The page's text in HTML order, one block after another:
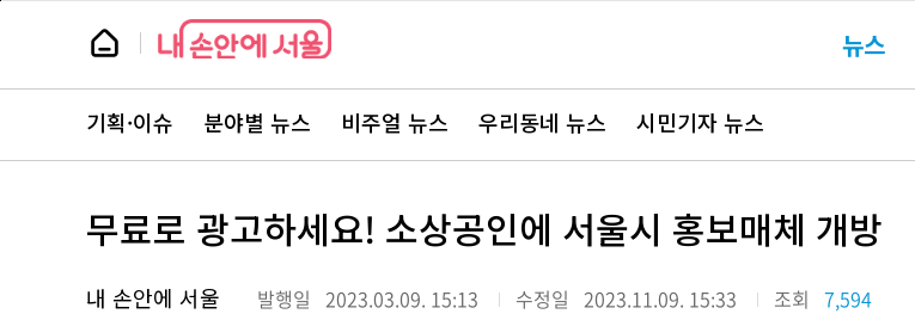
본
뉴
스 요뉴스
뉴
스
주
서
바
로
기획·이슈 분야별 뉴스 비주얼 뉴스 우리동네 뉴스 시민기자 뉴스
무료로 광고하세요! 소상공인에 서울시 홍보매체 개방
내 손안에 서울 발행일 2023.03.09. 15:13 수정일 2023.11.09. 15:33 조회 7,594
페